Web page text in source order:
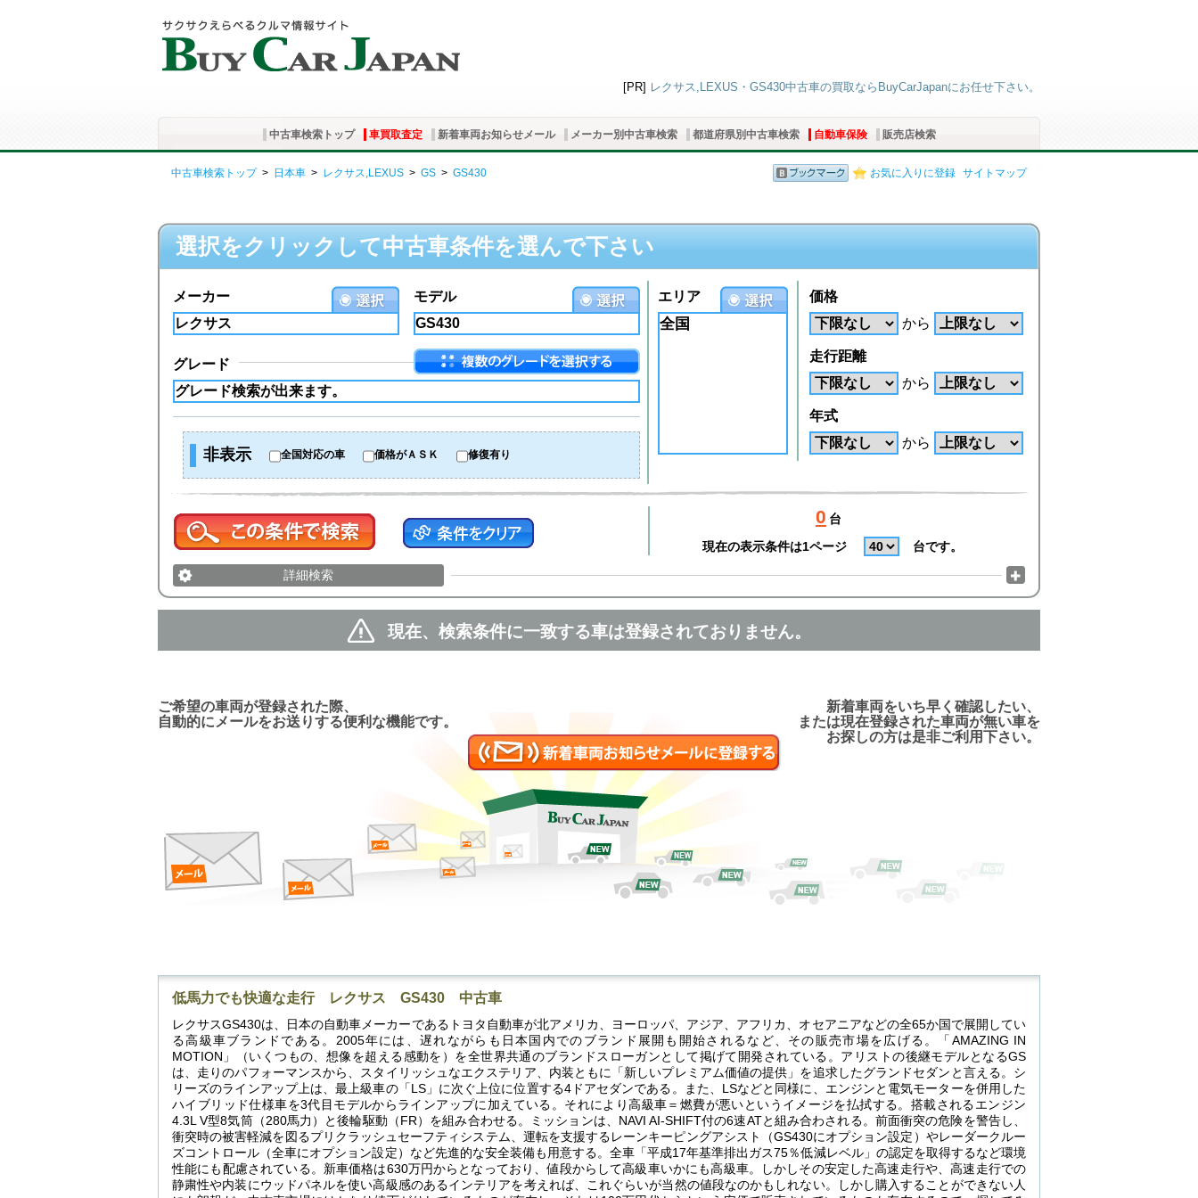
[PR] レクサス,LEXUS・GS430中古車の買取ならBuyCarJapanにお任せ下さい。
中古車検索トップ 車買取査定 新着車両お知らせメール メーカー別中古車検索 都道府県別中古車検索 自動車保険 販売店検索
お気に入りに登録 サイトマップ
中古車検索トップ> 日本車 > レクサス,LEXUS > GS > GS430
選択をクリックして中古車条件を選んで下さい
モデル
メーカー
グレード
非表示 全国対応の車 価格がＡＳＫ 修復有り
エリア
全国
価格
から
走行距離
から
年式
から
0 台
現在の表示条件は1ページ
台です。
詳細検索
現在、検索条件に一致する車は登録されておりません。
新着車両をいち早く確認したい、
または現在登録された車両が無い車を
お探しの方は是非ご利用下さい。
ご希望の車両が登録された際、
自動的にメールをお送りする便利な機能です。
低馬力でも快適な走行 レクサス GS430 中古車
レクサスGS430は、日本の自動車メーカーであるトヨタ自動車が北アメリカ、ヨーロッパ、アジア、アフリカ、オセアニアなどの全65か国で展開してい
る高級車ブランドである。2005年には、遅れながらも日本国内でのブランド展開も開始されるなど、その販売市場を広げる。「AMAZING IN
MOTION」（いくつもの、想像を超える感動を）を全世界共通のブランドスローガンとして掲げて開発されている。アリストの後継モデルとなるGS
は、走りのパフォーマンスから、スタイリッシュなエクステリア、内装ともに「新しいプレミアム価値の提供」を追求したグランドセダンと言える。シ
リーズのラインアップ上は、最上級車の「LS」に次ぐ上位に位置する4ドアセダンである。また、LSなどと同様に、エンジンと電気モーターを併用した
ハイブリッド仕様車を3代目モデルからラインアップに加えている。それにより高級車＝燃費が悪いというイメージを払拭する。搭載されるエンジン
4.3L V型8気筒（280馬力）と後輪駆動（FR）を組み合わせる。ミッションは、NAVI AI-SHIFT付の6速ATと組み合わされる。前面衝突の危険を警告し、
衝突時の被害軽減を図るプリクラッシュセーフティシステム、運転を支援するレーンキーピングアシスト（GS430にオプション設定）やレーダークルー
ズコントロール（全車にオプション設定）など先進的な安全装備も用意する。全車「平成17年基準排出ガス75％低減レベル」の認定を取得するなど環境
性能にも配慮されている。新車価格は630万円からとなっており、値段からして高級車いかにも高級車。しかしその安定した高速走行や、高速走行での
静粛性や内装にウッドパネルを使い高級感のあるインテリアを考えれば、これぐらいが当然の値段なのかもしれない。しかし購入することができない人